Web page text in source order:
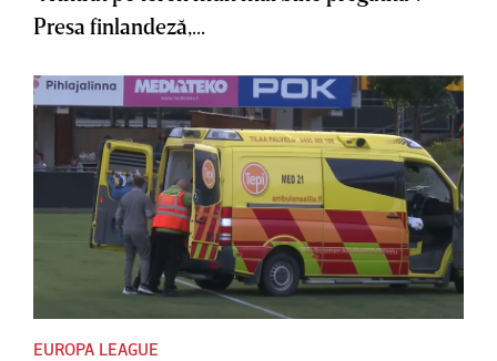
Presa finlandeză,...
EUROPA LEAGUE